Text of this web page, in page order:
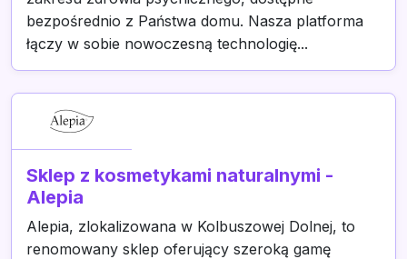
bezpośrednio z Państwa domu. Nasza platforma
łączy w sobie nowoczesną technologię...
Sklep z kosmetykami naturalnymi -
Alepia
Alepia, zlokalizowana w Kolbuszowej Dolnej, to
renomowany sklep oferujący szeroką gamę